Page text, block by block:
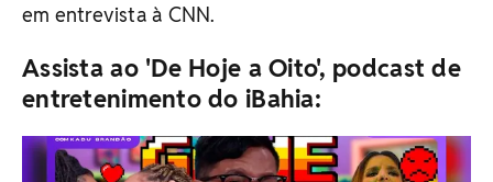
em entrevista à CNN.
Assista ao 'De Hoje a Oito', podcast de
entretenimento do iBahia: